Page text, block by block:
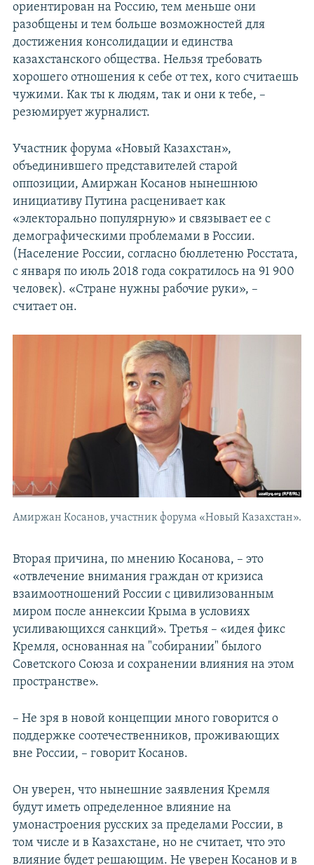
ориентирован на Россию, тем меньше они
разобщены и тем больше возможностей для
достижения консолидации и единства
казахстанского общества. Нельзя требовать
хорошего отношения к себе от тех, кого считаешь
чужими. Как ты к людям, так и они к тебе, –
резюмирует журналист.
Участник форума «Новый Казахстан»,
объединившего представителей старой
оппозиции, Амиржан Косанов нынешнюю
инициативу Путина расценивает как
«электорально популярную» и связывает ее с
демографическими проблемами в России.
(Население России, согласно бюллетеню Росстата,
с января по июль 2018 года сократилось на 91 900
человек). «Стране нужны рабочие руки», –
считает он.
Амиржан Косанов, участник форума «Новый Казахстан».
Вторая причина, по мнению Косанова, – это
«отвлечение внимания граждан от кризиса
взаимоотношений России с цивилизованным
миром после аннексии Крыма в условиях
усиливающихся санкций». Третья – «идея фикс
Кремля, основанная на "собирании" былого
Советского Союза и сохранении влияния на этом
пространстве».
– Не зря в новой концепции много говорится о
поддержке соотечественников, проживающих
вне России, – говорит Косанов.
Он уверен, что нынешние заявления Кремля
будут иметь определенное влияние на
умонастроения русских за пределами России, в
том числе и в Казахстане, но не считает, что это
влияние будет решающим. Не уверен Косанов и в